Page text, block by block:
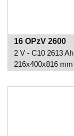
16 OPzV 2600
2 V - C10 2613 Ah
216x400x816 mm